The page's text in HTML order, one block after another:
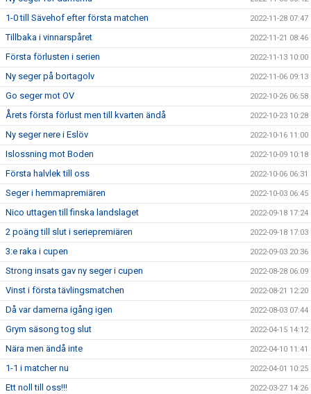
1-0 till Sävehof efter första matchen 2022-11-28 07:47
Tillbaka i vinnarspåret 2022-11-21 08:46
Första förlusten i serien 2022-11-13 10:00
Ny seger på bortagolv 2022-11-06 09:13
Go seger mot OV 2022-10-26 06:58
Årets första förlust men till kvarten ändå 2022-10-23 10:28
Ny seger nere i Eslöv 2022-10-16 11:00
Islossning mot Boden 2022-10-09 10:18
Första halvlek till oss 2022-10-06 06:31
Seger i hemmapremiären 2022-10-03 06:45
Nico uttagen till finska landslaget 2022-09-18 17:24
2 poäng till slut i seriepremiären 2022-09-18 17:03
3:e raka i cupen 2022-09-03 20:36
Strong insats gav ny seger i cupen 2022-08-28 06:09
Vinst i första tävlingsmatchen 2022-08-21 12:20
Då var damerna igång igen 2022-08-03 07:44
Grym säsong tog slut 2022-04-15 14:12
Nära men ändå inte 2022-04-10 11:41
1-1 i matcher nu 2022-04-01 10:25
Ett noll till oss!!! 2022-03-27 14:26